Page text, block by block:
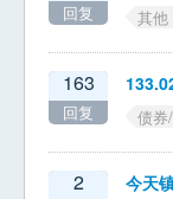
回复 其他
163
回复 债券
2 今天